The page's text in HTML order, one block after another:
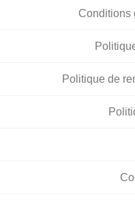
Conditions
Politique de